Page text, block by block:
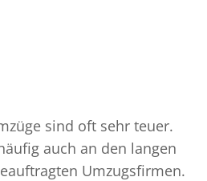
sind oft sehr teuer.
auch an den langen
Umzugsfirmen.